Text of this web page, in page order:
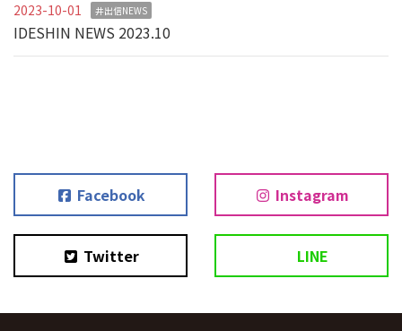
2023-10-01 井出信NEWS
IDESHIN NEWS 2023.10
Facebook Instagram
Twitter LINE